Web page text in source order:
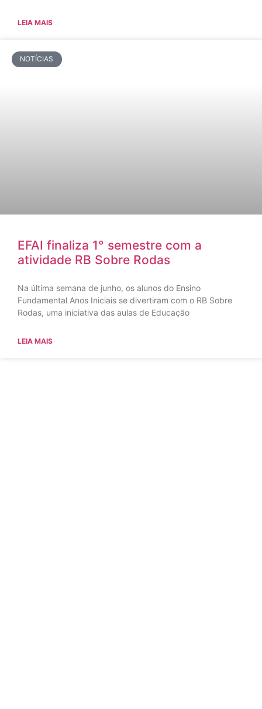
LEIA MAIS
NOTÍCIAS
EFAI finaliza 1° semestre com a
atividade RB Sobre Rodas
Na última semana de junho, os alunos do Ensino
Fundamental Anos Iniciais se divertiram com o RB Sobre
Rodas, uma iniciativa das aulas de Educação
LEIA MAIS